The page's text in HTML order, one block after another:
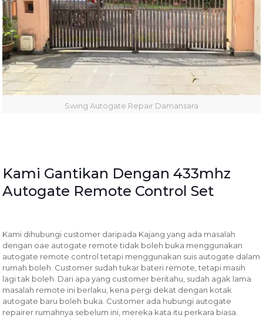
Swing Autogate Repair Damansara
Kami Gantikan Dengan 433mhz
Autogate Remote Control Set
Kami dihubungi customer daripada Kajang yang ada masalah
dengan oae autogate remote tidak boleh buka menggunakan
autogate remote control tetapi menggunakan suis autogate dalam
rumah boleh. Customer sudah tukar bateri remote, tetapi masih
lagi tak boleh. Dari apa yang customer beritahu, sudah agak lama
masalah remote ini berlaku, kena pergi dekat dengan kotak
autogate baru boleh buka. Customer ada hubungi autogate
repairer rumahnya sebelum ini, mereka kata itu perkara biasa.